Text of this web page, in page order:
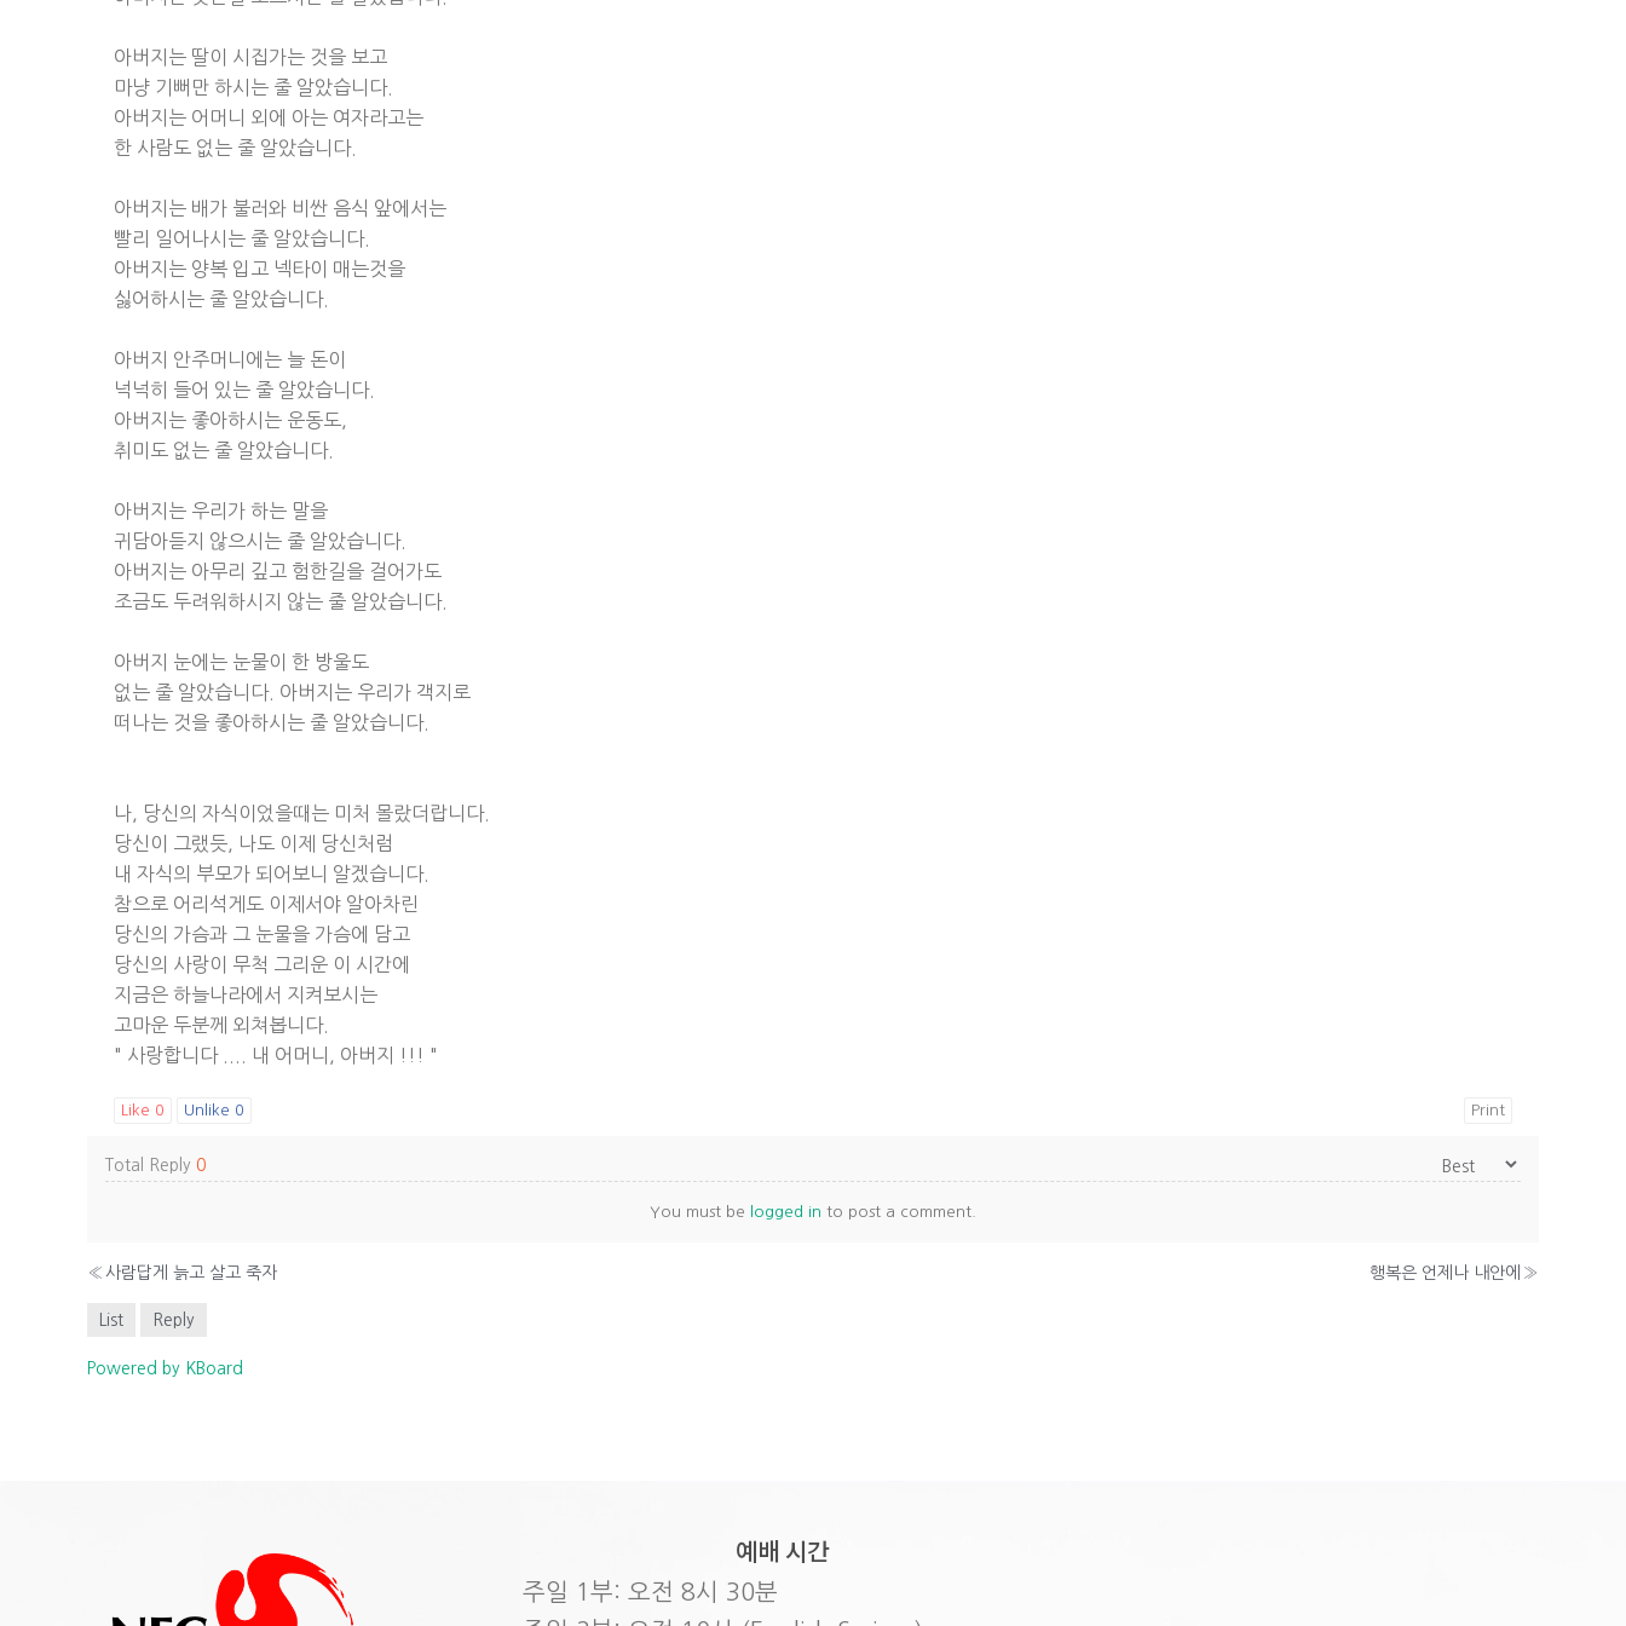
아버지는 딸이 시집가는 것을 보고
마냥 기뻐만 하시는 줄 알았습니다.
아버지는 어머니 외에 아는 여자라고는
한 사람도 없는 줄 알았습니다.
아버지는 배가 불러와 비싼 음식 앞에서는
빨리 일어나시는 줄 알았습니다.
아버지는 양복 입고 넥타이 매는것을
싫어하시는 줄 알았습니다.
아버지 안주머니에는 늘 돈이
넉넉히 들어 있는 줄 알았습니다.
아버지는 좋아하시는 운동도,
취미도 없는 줄 알았습니다.
아버지는 우리가 하는 말을
귀담아듣지 않으시는 줄 알았습니다.
아버지는 아무리 깊고 험한길을 걸어가도
조금도 두려워하시지 않는 줄 알았습니다.
아버지 눈에는 눈물이 한 방울도
없는 줄 알았습니다. 아버지는 우리가 객지로
떠나는 것을 좋아하시는 줄 알았습니다.
나, 당신의 자식이었을때는 미처 몰랐더랍니다.
당신이 그랬듯, 나도 이제 당신처럼
내 자식의 부모가 되어보니 알겠습니다.
참으로 어리석게도 이제서야 알아차린
당신의 가슴과 그 눈물을 가슴에 담고
당신의 사랑이 무척 그리운 이 시간에
지금은 하늘나라에서 지켜보시는
고마운 두분께 외쳐봅니다.
" 사랑합니다 .... 내 어머니, 아버지 !!! "
Like 0 Unlike 0 Print
Total Reply 0
You must be logged in to post a comment.
« 사람답게 늙고 살고 죽자 행복은 언제나 내안에 »
List Reply
Powered by KBoard
예배 시간
주일 1부: 오전 8시 30분